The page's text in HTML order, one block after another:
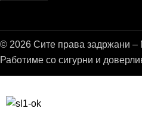
© 2026 Сите права задржани
Работиме со сигурни и